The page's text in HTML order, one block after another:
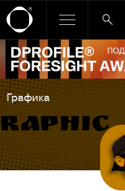
Ссылка баннера
Графика